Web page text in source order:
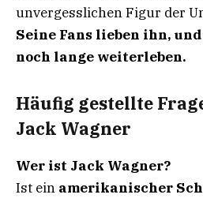
unvergesslichen Figur der
Seine Fans lieben ihn,
noch lange weiterleben.
Häufig gestellte
Jack Wagner
Wer ist Jack Wagner?
Ist ein amerikanischer